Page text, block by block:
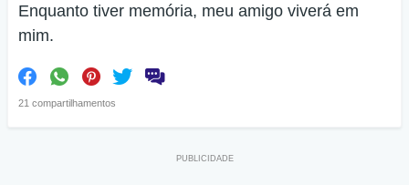
Enquanto tiver memória, meu amigo viverá em
mim.
21 compartilhamentos